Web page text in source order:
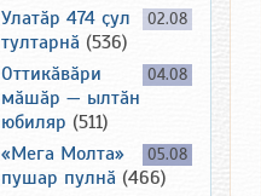
02.08
Улатӑр 474 ҫул
тултарнӑ (536)
04.08
Оттикӑвӑри
мӑшӑр — ылтӑн
юбиляр (511)
05.08
«Мега Молта»
пушар пулнӑ (466)